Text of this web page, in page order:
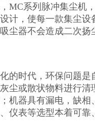
MC系列脉冲集尘机
计，使每一款集尘设
尘器不会造成二次扬
的时代，环保问题
尘或散状物料进行
机器具有漏电，缺
仪表等选型本着可